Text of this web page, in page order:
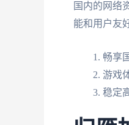
国内的网络
能和用户友
畅享
游戏
稳定